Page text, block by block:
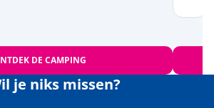
DE CAMPING
je niks missen?